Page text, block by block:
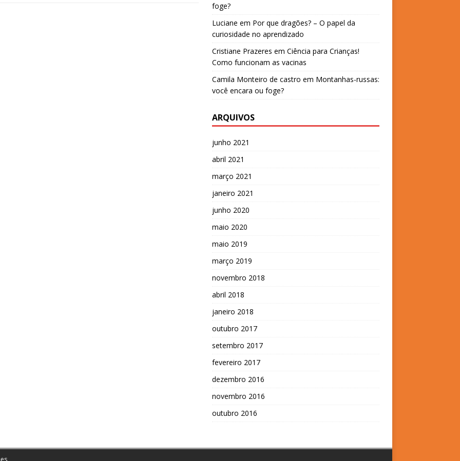
foge?
Luciane em Por que dragões? – O papel da
curiosidade no aprendizado
Cristiane Prazeres em Ciência para Crianças!
Como funcionam as vacinas
Camila Monteiro de castro em Montanhas-russas:
você encara ou foge?
ARQUIVOS
junho 2021
abril 2021
março 2021
janeiro 2021
junho 2020
maio 2020
maio 2019
março 2019
novembro 2018
abril 2018
janeiro 2018
outubro 2017
setembro 2017
fevereiro 2017
dezembro 2016
novembro 2016
outubro 2016